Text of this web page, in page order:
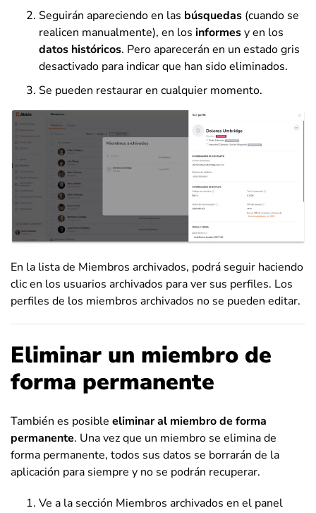
Seguirán apareciendo en las búsquedas (cuando se
realicen manualmente), en los informesy en los
datos históricos. Pero aparecerán en un estado gris
desactivado para indicar que han sido eliminados.
Se pueden restaurar en cualquier momento.
En la lista de Miembros archivados, podrá seguir haciendo
clic en los usuarios archivados para ver sus perfiles. Los
perfiles de los miembros archivados no se pueden editar.
Eliminar un miembro de
forma permanente
También es posible eliminar al miembro de forma
permanente. Una vez que un miembro se elimina de
forma permanente, todos sus datos se borrarán de la
aplicación para siempre y no se podrán recuperar.
Ve a la sección Miembros archivados en el panel